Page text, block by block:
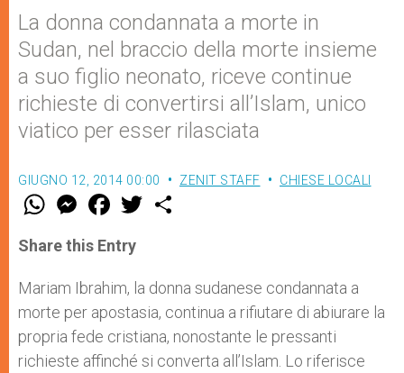
La donna condannata a morte in
Sudan, nel braccio della morte insieme
a suo figlio neonato, riceve continue
richieste di convertirsi all’Islam, unico
viatico per esser rilasciata
GIUGNO 12, 2014 00:00 ZENIT STAFF CHIESE LOCALI
W
t
s
p
p
M
e
s
e
g
e
r
F
a
e
b
o
k
w
r
Share this Entry
Mariam Ibrahim, la donna sudanese condannata a
morte per apostasia, continua a rifiutare di abiurare la
propria fede cristiana, nonostante le pressanti
richieste affinché si converta all’Islam. Lo riferisce